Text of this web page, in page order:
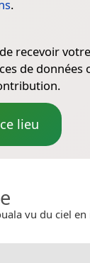
.
recevoir
de données
lieu
vu du ciel